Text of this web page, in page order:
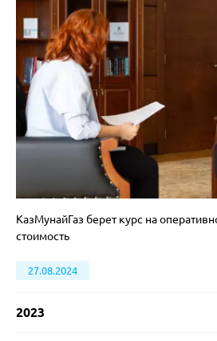
КазМунайГаз берет курс на
стоимость
27.08.2024
2023